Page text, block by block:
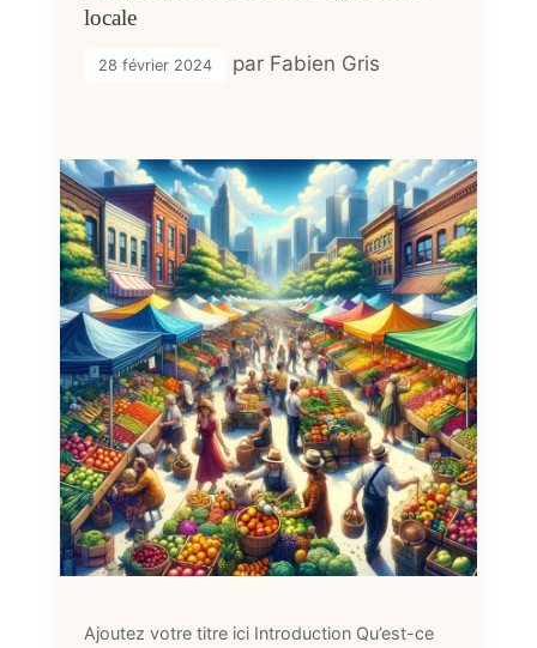
locale
28 février 2024 par Fabien Gris
Ajoutez votre titre ici Introduction Qu’est-ce